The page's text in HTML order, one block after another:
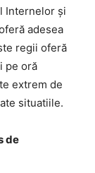
Internelor și
adesea
regii oferă
pe oră
extrem de
situatiile.
de